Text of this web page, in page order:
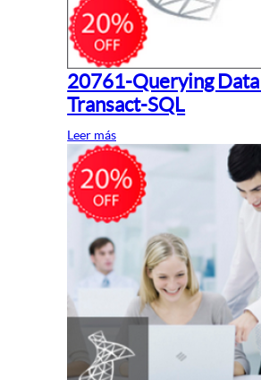
20761-Querying
Transact-SQL
Leer más